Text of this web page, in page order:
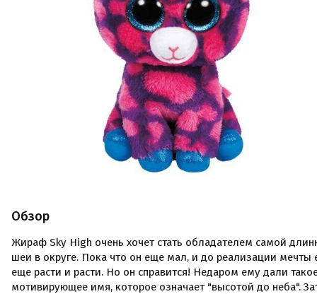
Обзор
Жираф Sky High очень хочет стать обладателем самой
шеи в округе. Пока что он еще мал, и до реализации мечты
еще расти и расти. Но он справится! Недаром ему дали
мотивирующее имя, которое означает "высотой до неба".